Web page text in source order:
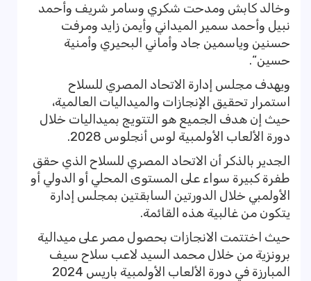
وخالد كابش ومدحت شكري وسامر شريف وأحمد
نبيل وأحمد سمير الميداني وأيمن زايد ومرفت
حسنين وياسمين جاد وأماني البحيري وأمنية
حسين“.
ويهدف مجلس إدارة الاتحاد المصري للسلاح
استمرار تحقيق الإنجازات والميداليات العالمية،
حيث إن هدف الجميع هو التتويج بميداليات خلال
دورة الألعاب الأولمبية لوس أنجلوس 2028.
الجدير بالذكر أن الاتحاد المصري للسلاح الذي حقق
طفرة كبيرة سواء على المستوى المحلي أو الدولي أو
الأولمبي خلال الدورتين السابقتين بمجلس إدارة
يتكون من غالبية هذه القائمة.
حيث اختتمت الانجازات بحصول مصر على ميدالية
برونزية من خلال محمد السيد لاعب سلاح سيف
المبارزة في دورة الألعاب الأولمبية باريس 2024